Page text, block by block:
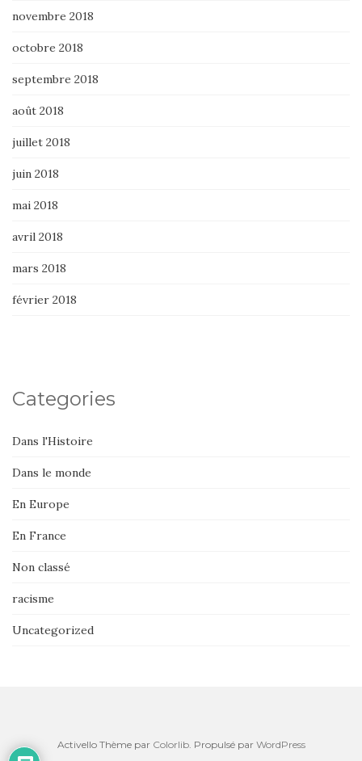
novembre 2018
octobre 2018
septembre 2018
août 2018
juillet 2018
juin 2018
mai 2018
avril 2018
mars 2018
février 2018
Categories
Dans l'Histoire
Dans le monde
En Europe
En France
Non classé
racisme
Uncategorized
Activello Thème par Colorlib. Propulsé par WordPress